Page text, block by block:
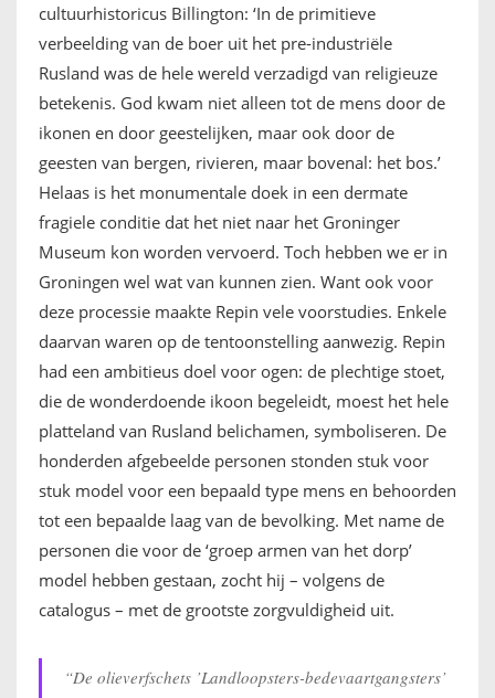
cultuurhistoricus Billington: ‘In de primitieve
verbeelding van de boer uit het pre-industriële
Rusland was de hele wereld verzadigd van religieuze
betekenis. God kwam niet alleen tot de mens door de
ikonen en door geestelijken, maar ook door de
geesten van bergen, rivieren, maar bovenal: het bos.’
Helaas is het monumentale doek in een dermate
fragiele conditie dat het niet naar het Groninger
Museum kon worden vervoerd. Toch hebben we er in
Groningen wel wat van kunnen zien. Want ook voor
deze processie maakte Repin vele voorstudies. Enkele
daarvan waren op de tentoonstelling aanwezig. Repin
had een ambitieus doel voor ogen: de plechtige stoet,
die de wonderdoende ikoon begeleidt, moest het hele
platteland van Rusland belichamen, symboliseren. De
honderden afgebeelde personen stonden stuk voor
stuk model voor een bepaald type mens en behoorden
tot een bepaalde laag van de bevolking. Met name de
personen die voor de ‘groep armen van het dorp’
model hebben gestaan, zocht hij – volgens de
catalogus – met de grootste zorgvuldigheid uit.
“De olieverfschets ’Landloopsters-bedevaartgangsters’